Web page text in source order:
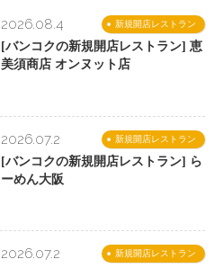
新規開店レストラン
2026.08.4
[バンコクの新規開店レストラン] 恵
美須商店 オンヌット店
新規開店レストラン
2026.07.2
[バンコクの新規開店レストラン] ら
ーめん大阪
新規開店レストラン
2026.07.2